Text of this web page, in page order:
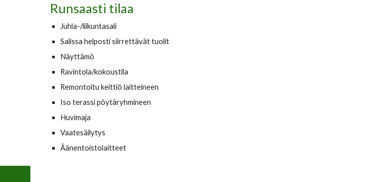
Runsaasti tilaa
Juhla-/liikuntasali
Salissa helposti siirrettävät tuolit
Näyttämö
Ravintola/kokoustila
Remontoitu keittiö laitteineen
Iso terassi pöytäryhmineen
Huvimaja
Vaatesäilytys
Äänentoistolaitteet